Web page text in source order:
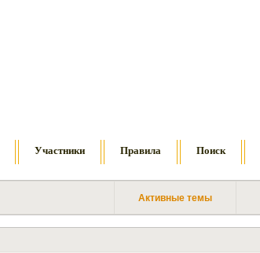
Участники Правила Поиск
Активные темы